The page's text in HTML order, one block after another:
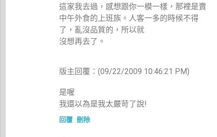
這家我去過，感想跟你一模一樣，那裡是賣
中午外食的上班族。人客一多的時候不得
了，亂沒品質的，所以就
沒想再去了。
版主回覆：(09/22/2009 10:46:21 PM)
是喔
我還以為是我太嚴苛了說!
回覆 刪除